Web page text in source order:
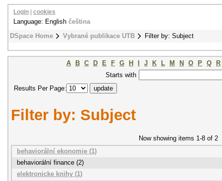
DSpace Home Vybrané publikace UTB Filter by: Subject
Login cookies
Language: English čeština
A B C D E F G H J K L M N O P Q
R
Starts with
Results Per Page:
Filter by: Subject
Now showing items 1-8 of 2
behaviorální ekonomie (1)
behaviorální finance (2)
elektronicke knihy (1)